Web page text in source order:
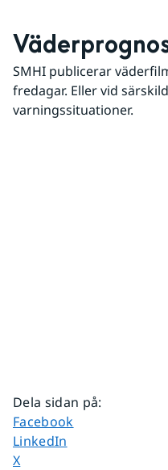
SMHI publicerar
fredagar. Eller vid
varningssituationer.
Dela sidan på:
Dela sidan på
Facebook
Dela sidan på
LinkedIn
Dela sidan på
X